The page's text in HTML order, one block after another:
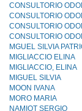
CONSULTORIO
CONSULTORIO
CONSULTORIO
CONSULTORIO
MGUEL SILVIA
MIGLIACCIO ELINA
MIGLIACCIO, ELINA
MIGUEL SILVIA
MOON IVANA
MORO MARIA
NAMIOT SERGIO